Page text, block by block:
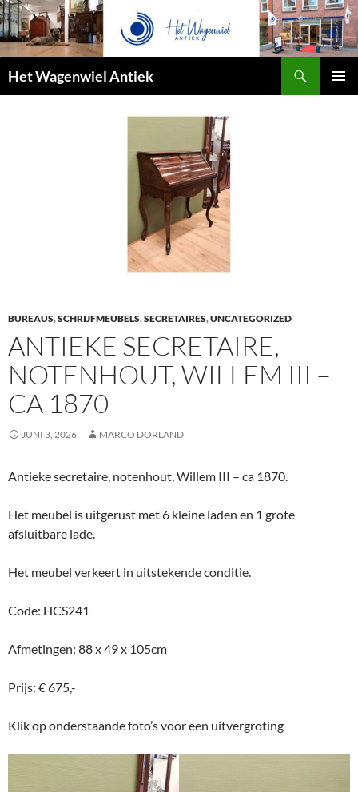
Het Wagenwiel Antiek
BUREAUS,SCHRIJFMEUBELS,SECRETAIRES,UNCATEGORIZED
ANTIEKE SECRETAIRE,
NOTENHOUT, WILLEM III –
CA 1870
JUNI 3, 2026 MARCO DORLAND
Antieke secretaire, notenhout, Willem III – ca 1870.
Het meubel is uitgerust met 6 kleine laden en 1 grote
afsluitbare lade.
Het meubel verkeert in uitstekende conditie.
Code: HCS241
Afmetingen: 88 x 49 x 105cm
Prijs: € 675,-
Klik op onderstaande foto’s voor een uitvergroting